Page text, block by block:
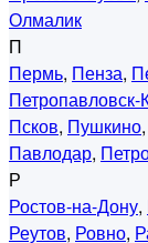
Олмалик
П
Пермь, Пенза,
Петропавловск-
Псков, Пушкино,
Павлодар,
Р
Ростов-на-Дону,
Реутов, Ровно,